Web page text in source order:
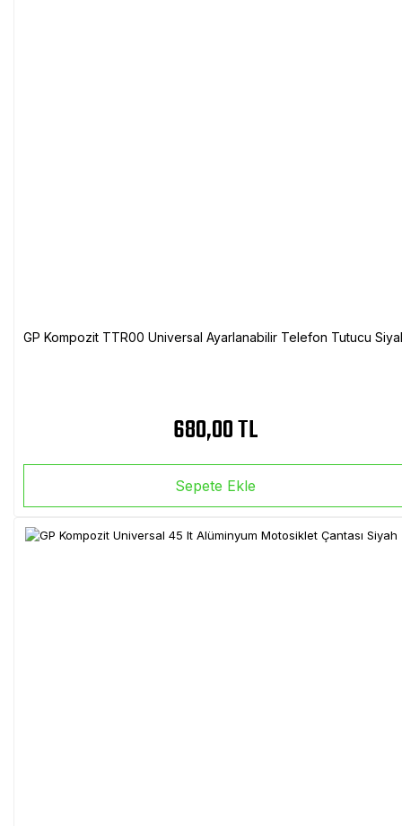
GP Kompozit TTR00 Universal Ayarlanabilir Telefon Tutucu
680,00 TL
Sepete Ekle